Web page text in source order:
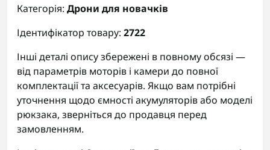
Категорія: Дрони для новачків
Ідентифікатор товару: 2722
Інші деталі опису збережені в повному обсязі —
від параметрів моторів і камери до повної
комплектації та аксесуарів. Якщо вам потрібні
уточнення щодо ємності акумуляторів або моделі
рюкзака, зверніться до продавця перед
замовленням.